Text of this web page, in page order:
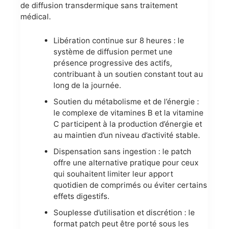
de diffusion transdermique sans traitement
médical.
Libération continue sur 8 heures : le
système de diffusion permet une
présence progressive des actifs,
contribuant à un soutien constant tout au
long de la journée.
Soutien du métabolisme et de l’énergie :
le complexe de vitamines B et la vitamine
C participent à la production d’énergie et
au maintien d’un niveau d’activité stable.
Dispensation sans ingestion : le patch
offre une alternative pratique pour ceux
qui souhaitent limiter leur apport
quotidien de comprimés ou éviter certains
effets digestifs.
Souplesse d’utilisation et discrétion : le
format patch peut être porté sous les